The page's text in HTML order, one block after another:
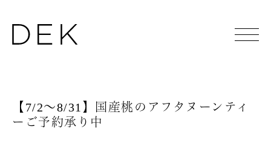
【7/2〜8/31】国産桃のアフタヌーンティ
ーご予約承り中